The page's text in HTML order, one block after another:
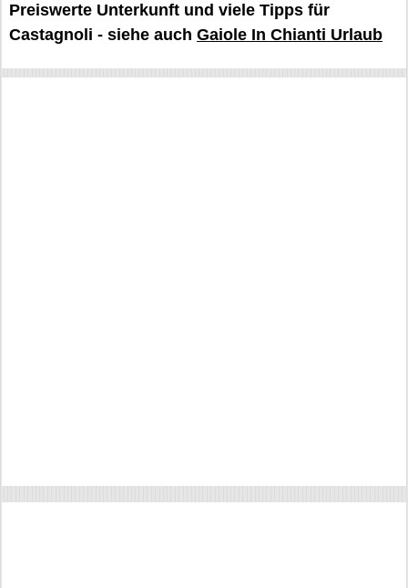
Preiswerte Unterkunft und viele Tipps für
Castagnoli - siehe auch Gaiole In Chianti Urlaub